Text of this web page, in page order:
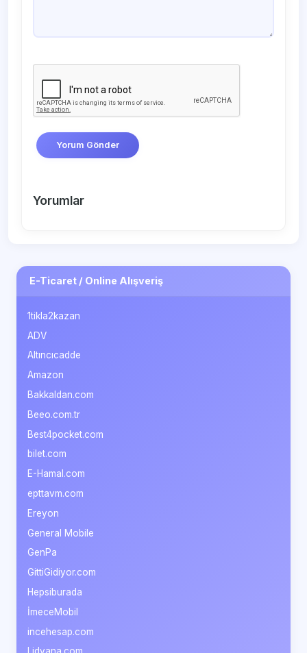
Yorum Gönder
Yorumlar
E-Ticaret / Online Alışveriş
1tikla2kazan
ADV
Altıncıcadde
Amazon
Bakkaldan.com
Beeo.com.tr
Best4pocket.com
bilet.com
E-Hamal.com
epttavm.com
Ereyon
General Mobile
GenPa
GittiGidiyor.com
Hepsiburada
İmeceMobil
incehesap.com